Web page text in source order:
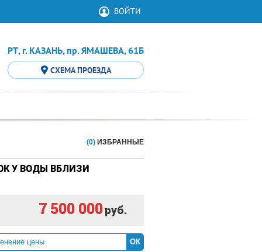
ВОЙТИ
РТ, г. КАЗАНЬ, пр. ЯМАШЕВА, 61Б
СХЕМА ПРОЕЗДА
(0) ИЗБРАННЫЕ
У ВОДЫ ВБЛИЗИ
7 500 000 руб.
ОК